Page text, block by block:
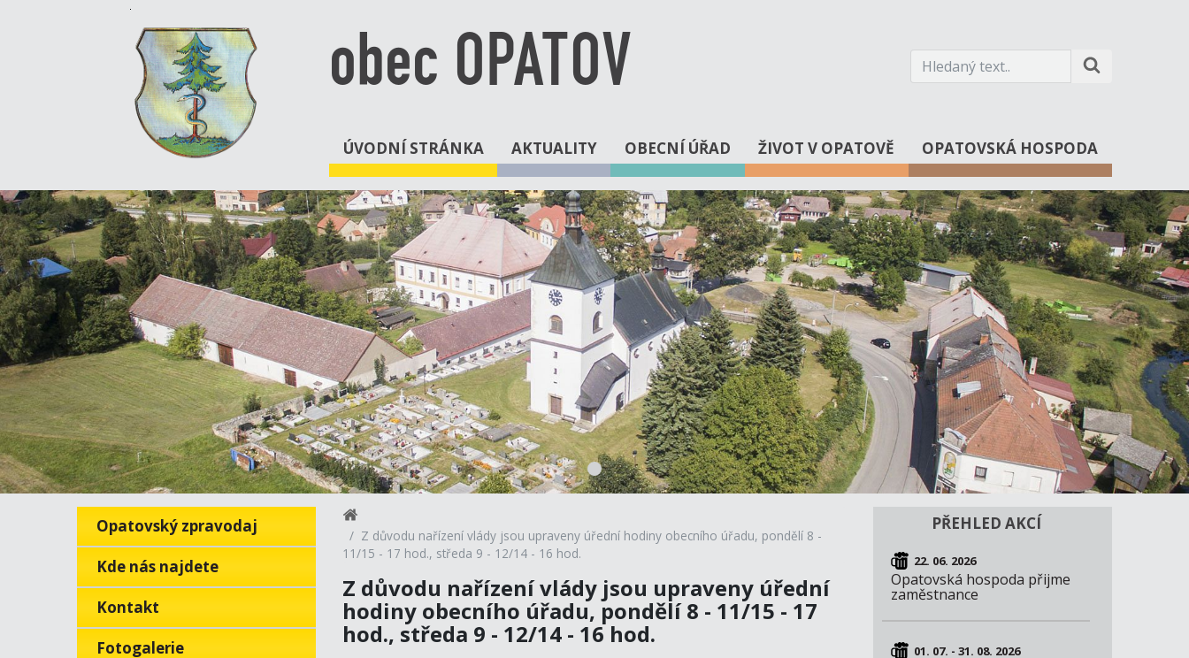
obec OPATOV
ÚVODNÍ STRÁNKA AKTUALITY OBECNÍ ÚŘAD ŽIVOT V OPATOVĚ OPATOVSKÁ HOSPODA
Opatovský zpravodaj
Kde nás najdete
Kontakt
Fotogalerie
Z důvodu nařízení vlády jsou upraveny úřední hodiny obecního úřadu, pondělí 8 -
11/15 - 17 hod., středa 9 - 12/14 - 16 hod.
Z důvodu nařízení vlády jsou upraveny úřední
hodiny obecního úřadu, pondělí 8 - 11/15 - 17
hod., středa 9 - 12/14 - 16 hod.
PŘEHLED AKCÍ
22. 06. 2026
Opatovská hospoda přijme
zaměstnance
01. 07. - 31. 08. 2026